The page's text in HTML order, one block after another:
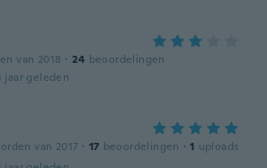
van 2018 · 24 beoordelingen
jaar geleden
van 2017 · 17 beoordelingen · 1 uploads